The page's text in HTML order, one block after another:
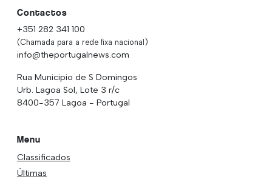
Contactos
+351 282 341 100
(Chamada para a rede fixa nacional)
info@theportugalnews.com
Rua Municipio de S Domingos
Urb. Lagoa Sol, Lote 3 r/c
8400-357 Lagoa - Portugal
Menu
Classificados
Últimas